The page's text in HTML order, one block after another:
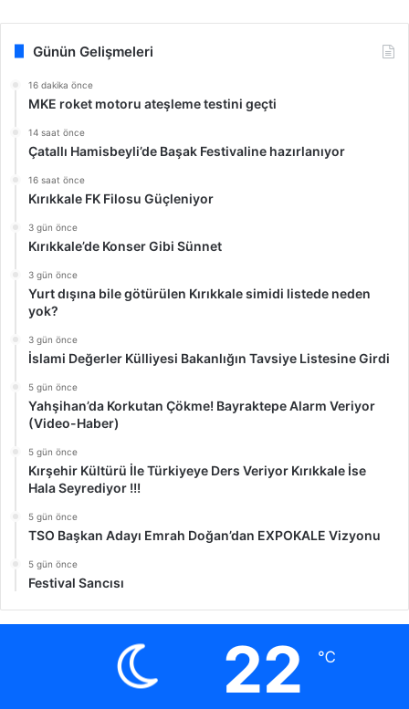
Günün Gelişmeleri
16 dakika önce
MKE roket motoru ateşleme testini geçti
14 saat önce
Çatallı Hamisbeyli’de Başak Festivaline hazırlanıyor
16 saat önce
Kırıkkale FK Filosu Güçleniyor
3 gün önce
Kırıkkale’de Konser Gibi Sünnet
3 gün önce
Yurt dışına bile götürülen Kırıkkale simidi listede neden
yok?
3 gün önce
İslami Değerler Külliyesi Bakanlığın Tavsiye Listesine Girdi
5 gün önce
Yahşihan’da Korkutan Çökme! Bayraktepe Alarm Veriyor
(Video-Haber)
5 gün önce
Kırşehir Kültürü İle Türkiyeye Ders Veriyor Kırıkkale İse
Hala Seyrediyor !!!
5 gün önce
TSO Başkan Adayı Emrah Doğan’dan EXPOKALE Vizyonu
5 gün önce
Festival Sancısı
22 ℃